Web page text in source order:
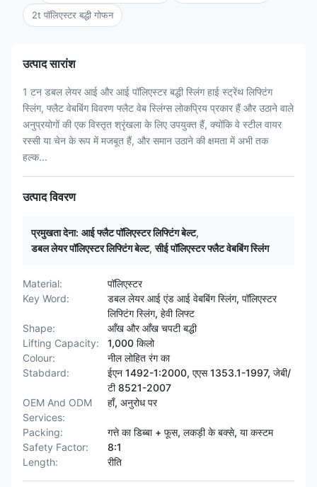
2t पॉलिएस्टर बद्धी गोफन
उत्पाद सारांश
1 टन डबल लेयर आई और आई पॉलिएस्टर बद्धी स्लिंग हाई स्ट्रेंथ लिफ्टिंग
स्लिंग, फ्लैट वेबबिंग विवरण फ्लैट वेब स्लिंग्स लोकप्रिय प्रकार हैं और उठाने वाले
अनुप्रयोगों की एक विस्तृत श्रृंखला के लिए उपयुक्त हैं, क्योंकि वे स्टील वायर
रस्सी या चेन के रूप में मजबूत हैं, और समान उठाने की क्षमता में अभी तक
हल्क...
उत्पाद विवरण
प्रमुखता देना: आई फ्लैट पॉलिएस्टर लिफ्टिंग बेल्ट,
डबल लेयर पॉलिएस्टर लिफ्टिंग बेल्ट,सीई पॉलिएस्टर फ्लैट वेबबिंग स्लिंग
Material:
पॉलिएस्टर
Key Word:
डबल लेयर आई एंड आई वेबबिंग स्लिंग, पॉलिएस्टर
लिफ्टिंग स्लिंग, हेवी लिफ्ट
Shape:
आँख और आँख चपटी बद्धी
Lifting Capacity:
1,000 किलो
Colour:
नील लोहित रंग का
Stabdard:
ईएन 1492-1:2000, एएस 1353.1-1997, जेबी/
टी 8521-2007
OEM And ODM
Services:
हाँ, अनुरोध पर
Packing:
गत्ते का डिब्बा + फूस, लकड़ी के बक्से, या कस्टम
Safety Factor:
8:1
Length:
रीति